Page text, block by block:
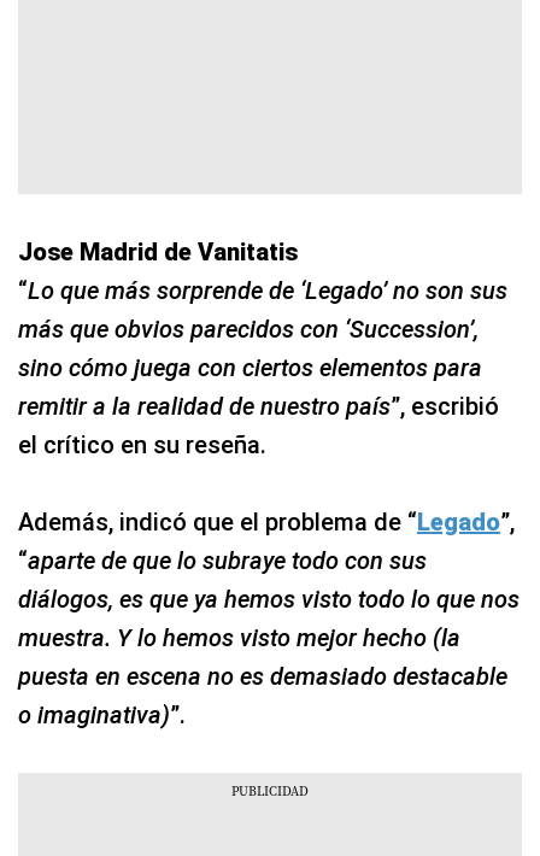
Jose Madrid de Vanitatis
“Lo que más sorprende de ‘Legado’ no son sus
más que obvios parecidos con ‘Succession’,
sino cómo juega con ciertos elementos para
remitir a la realidad de nuestro país”, escribió
el crítico en su reseña.
Además, indicó que el problema de “Legado”,
“aparte de que lo subraye todo con sus
diálogos, es que ya hemos visto todo lo que nos
muestra. Y lo hemos visto mejor hecho (la
puesta en escena no es demasiado destacable
o imaginativa)”.